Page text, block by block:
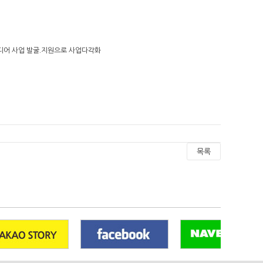
어 사업 발굴․지원으로 사업다각화
목록